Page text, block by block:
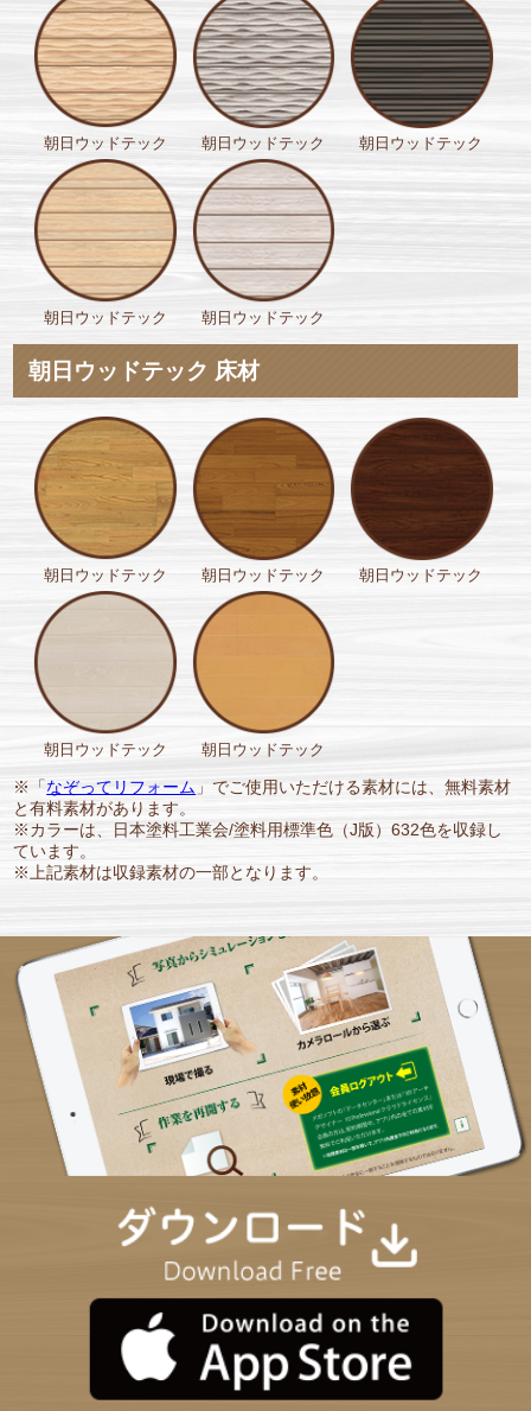
朝日ウッドテック 朝日ウッドテック 朝日ウッドテック
朝日ウッドテック 朝日ウッドテック
朝日ウッドテック 床材
朝日ウッドテック 朝日ウッドテック 朝日ウッドテック
朝日ウッドテック 朝日ウッドテック
※「なぞってリフォーム 」でご使用いただける素材には、無料素材
と有料素材があります。
※カラーは、日本塗料工業会/塗料用標準色（J版）632色を収録し
ています。
※上記素材は収録素材の一部となります。